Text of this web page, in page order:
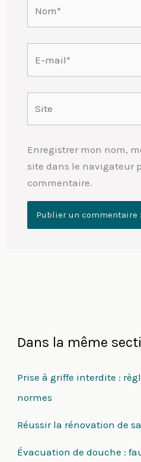
Enregistrer mon nom,
site dans le navigateur
commentaire.
Dans la même
Prise à griffe interdite :
normes
Réussir la rénovation de
Évacuation de douche :